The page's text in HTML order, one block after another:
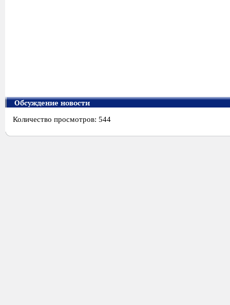
Обсуждение новости
Количество просмотров: 544